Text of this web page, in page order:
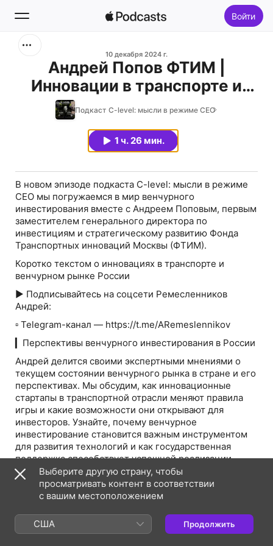
Войти
Главная
Новое
10 декабря 2024 г.
Андрей Попов ФТИМ |
Инновации в транспорте и
венчурный рынок России
Подкаст C-level: мысли в режиме CEO
1 ч. 26 мин.
В новом эпизоде подкаста C-level: мысли в режиме
CEO мы погружаемся в мир венчурного
инвестирования вместе с Андреем Поповым, первым
заместителем генерального директора по
инвестициям и стратегическому развитию Фонда
Транспортных инноваций Москвы (ФТИМ).
Коротко текстом о инновациях в транспорте и
венчурном рынке России
► Подписывайтесь на соцсети Ремесленников
Андрей:
▫️ Telegram-канал — https://t.me/ARemeslennikov
▎Перспективы венчурного инвестирования в России
Андрей делится своими экспертными мнениями о
текущем состоянии венчурного рынка в стране и его
перспективах. Мы обсудим, как инновационные
стартапы в транспортной отрасли меняют правила
игры и какие возможности они открывают для
инвесторов. Узнайте, почему венчурное
инвестирование становится важным инструментом
для развития технологий и как государственная
поддержка способствует успешной реализации
▎Инновации в транспортной отрасли
именно инновационные проекты в транспортной
сфере трансформируют рынок. Андрей расскажет о
Выберите другую страну, чтобы
просматривать контент в соответствии
с вашим местоположением
США Продолжить